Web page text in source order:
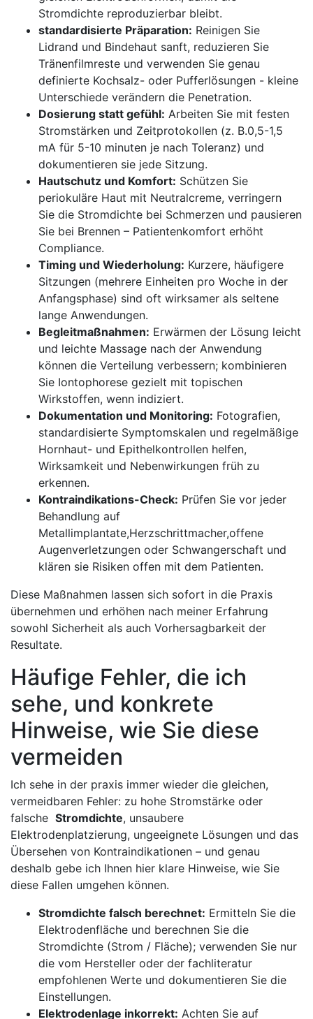
Stromdichte reproduzierbar bleibt.
standardisierte ⁣Präparation: Reinigen ⁤Sie
Lidrand und Bindehaut ⁤sanft,​ reduzieren Sie
Tränenfilmreste und verwenden Sie genau
definierte Kochsalz- oder‍ Pufferlösungen ⁣- kleine​
Unterschiede‍ verändern‌ die Penetration.
Dosierung ⁣statt gefühl: Arbeiten ⁢Sie⁢ mit ‍festen
Stromstärken und Zeitprotokollen⁤ (z. B.0,5-1,5
mA für ‌5-10 minuten je nach Toleranz) und
dokumentieren sie⁤ jede ⁢Sitzung.
Hautschutz und Komfort: Schützen Sie
‍periokuläre Haut mit Neutralcreme, verringern
⁤Sie die ⁣Stromdichte bei⁣ Schmerzen und pausieren
Sie bei Brennen – Patientenkomfort erhöht
Compliance.
Timing und ​Wiederholung: Kurzere, häufigere
Sitzungen (mehrere Einheiten pro Woche​ in ⁣der
Anfangsphase)⁣ sind oft wirksamer‍ als seltene⁢
lange Anwendungen.
Begleitmaßnahmen: Erwärmen der Lösung leicht
und leichte Massage nach der Anwendung
können ‍die⁢ Verteilung verbessern;‍ kombinieren
‌Sie⁣ Iontophorese gezielt mit‌ topischen
Wirkstoffen, wenn indiziert.
Dokumentation⁤ und Monitoring: Fotografien,
standardisierte Symptomskalen und regelmäßige‌
Hornhaut- und​ Epithelkontrollen helfen,
Wirksamkeit und Nebenwirkungen früh zu‌
erkennen.
Kontraindikations-Check: Prüfen ‍Sie vor jeder​
Behandlung auf
Metallimplantate,Herzschrittmacher,offene
Augenverletzungen oder Schwangerschaft und⁢
klären sie Risiken offen​ mit ‌dem⁣ Patienten.
Diese Maßnahmen lassen‍ sich​ sofort⁣ in die Praxis
übernehmen und erhöhen ​nach ​meiner Erfahrung
sowohl Sicherheit als auch Vorhersagbarkeit der
⁤Resultate.
Häufige ​Fehler, die ich
sehe, und konkrete
Hinweise, wie Sie diese‌
vermeiden
Ich sehe in der‌ praxis immer wieder die gleichen,
vermeidbaren Fehler: zu hohe Stromstärke oder
falsche ‌ Stromdichte, unsaubere
⁤Elektrodenplatzierung, ungeeignete Lösungen und das
Übersehen ‌von Kontraindikationen – und genau
deshalb gebe ich Ihnen ⁣hier klare Hinweise, wie Sie
diese Fallen⁢ umgehen können.
Stromdichte falsch ⁢berechnet: Ermitteln Sie die
Elektrodenfläche und berechnen Sie die
Stromdichte (Strom ​/ Fläche); verwenden Sie nur
die vom Hersteller oder der ​fachliteratur
empfohlenen Werte ‍und dokumentieren⁤ Sie⁣ die
Einstellungen.
Elektrodenlage inkorrekt: ⁤Achten⁣ Sie auf